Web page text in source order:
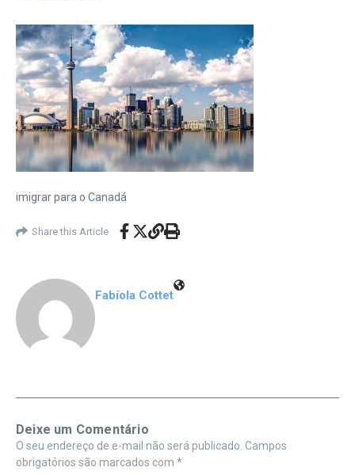
imigrar para o Canadá
Share this Article
Fabíola Cottet
Deixe um Comentário
O seu endereço de e-mail não será publicado. Campos
obrigatórios são marcados com *